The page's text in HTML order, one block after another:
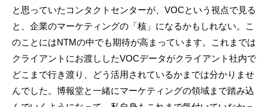
と思っていたコンタクトセンターが、VOCという視点で見る
と、企業のマーケティングの「核」になるかもしれない。こ
のことにはNTMの中でも期待が高まっています。これまでは
クライアントにお渡ししたVOCデータがクライアント社内で
どこまで行き渡り、どう活用されているかまでは分かりませ
んでした。博報堂と一緒にマーケティングの領域まで踏み込